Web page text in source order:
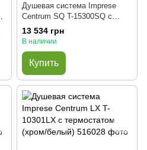
Душевая система Imprese
Centrum SQ T-15300SQ с
термостатом (хром/белый)
13 534 грн
В наличии
Купить